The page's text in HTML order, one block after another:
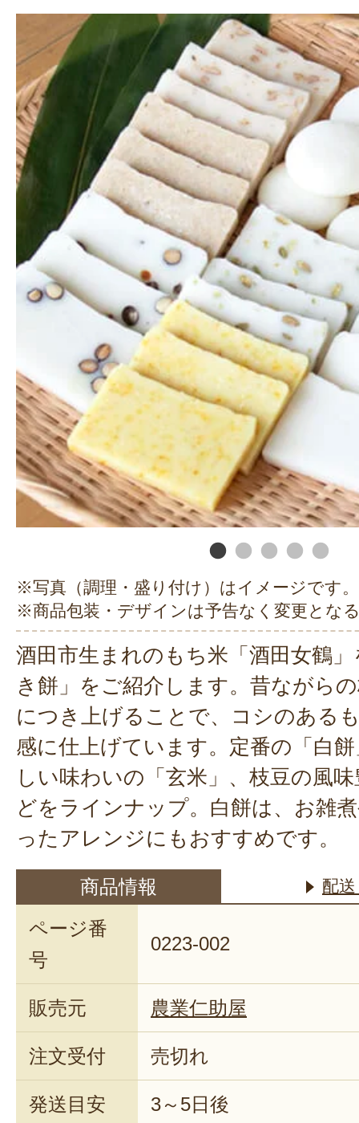
※写真（調理・盛り付け）はイメージです。
※商品包装・デザインは予告なく変更とな
酒田市生まれのもち米「酒田女鶴
き餅」をご紹介します。昔ながら
につき上げることで、コシのある
感に仕上げています。定番の「白
しい味わいの「玄米」、枝豆の風
どをラインナップ。白餅は、お雑
ったアレンジにもおすすめです。
商品情報 配
ページ番
号
0223-002
販売元 農業仁助屋
注文受付 売切れ
発送目安 3～5日後